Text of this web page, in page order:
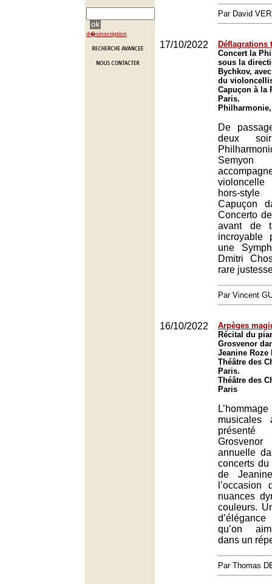
d�sinscription
Par David
17/10/2022
Déflagrations
Concert la
sous la
Bychkov,
du
Capuçon à la
Paris.
De
deux
violoncelle
hors-
Capuçon
Concerto
avant de
incroyable
une
Dmitri
rare
Par Vincent
16/10/2022
Arpèges
Récital du
Grosvenor
Jeanine
Théâtre des
Paris.
Théâtre des
Paris
musicales
annuelle
concerts du
de
l’occasion
nuances
couleurs.
qu’on
dans un
Par Thomas